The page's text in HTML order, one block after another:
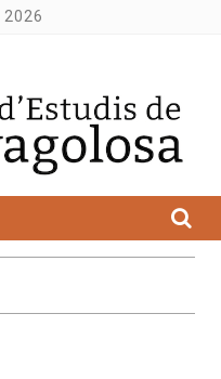
2026